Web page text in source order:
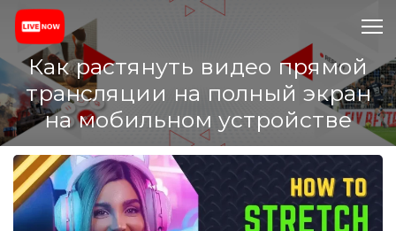
Как растянуть видео прямой
трансляции на полный экран
на мобильном устройстве